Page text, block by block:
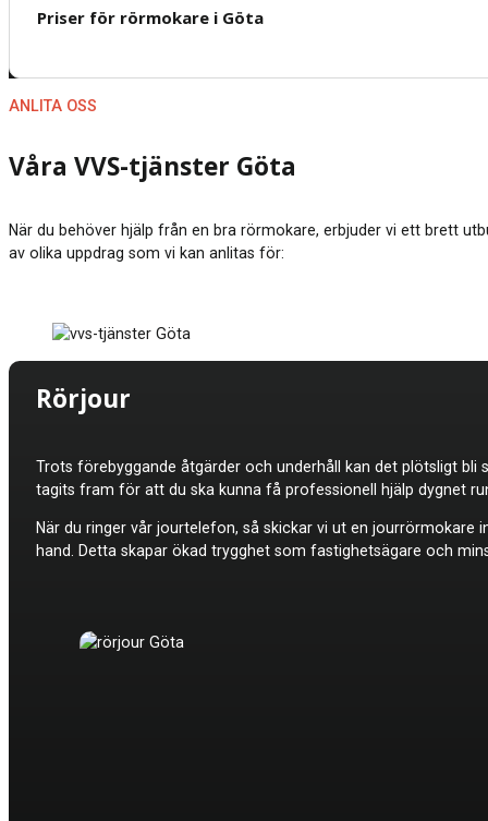
Priser för rörmokare i Göta
Våra VVS-tjänster Göta
När du behöver hjälp från en bra rörmokare, erbjuder vi ett brett
av olika uppdrag som vi kan anlitas för:
ANLITA OSS
Rörjour
Trots förebyggande åtgärder och underhåll kan det plötsligt bli
tagits fram för att du ska kunna få professionell hjälp dygnet
När du ringer vår jourtelefon, så skickar vi ut en
hand. Detta skapar ökad trygghet som fastighetsägare och